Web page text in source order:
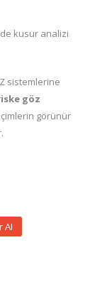
de kusur analizi
sistemlerine
göz
görünür
AI